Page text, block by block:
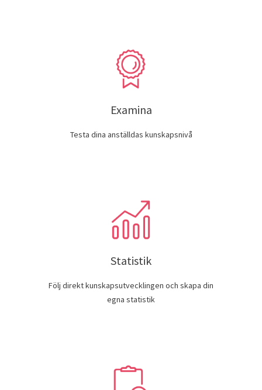
Examina
Testa dina anställdas kunskapsnivå
Statistik
Följ direkt kunskapsutvecklingen och skapa din
egna statistik